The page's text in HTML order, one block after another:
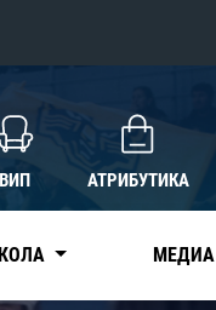
ВИП АТРИБУТИКА
МЕДИА